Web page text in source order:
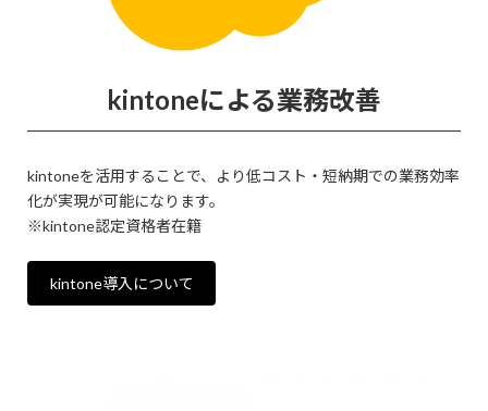
kintoneによる業務改善
kintoneを活用することで、より低コスト・短納期での業務効率
化が実現が可能になります。
※kintone認定資格者在籍
kintone導入について